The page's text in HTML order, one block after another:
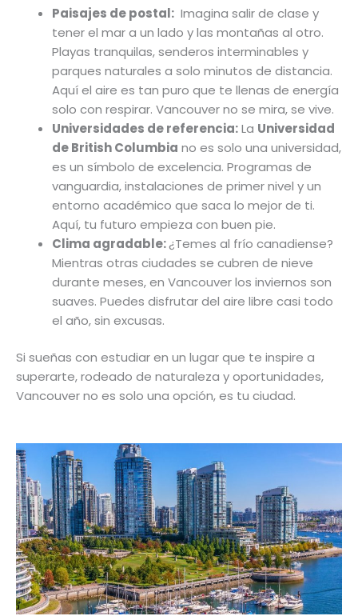
Paisajes de postal: Imagina salir de clase y
tener el mar a un lado y las montañas al otro.
Playas tranquilas, senderos interminables y
parques naturales a solo minutos de distancia.
Aquí el aire es tan puro que te llenas de energía
solo con respirar. Vancouver no se mira, se vive.
Universidades de referencia:La Universidad
de British Columbia no es solo una universidad,
es un símbolo de excelencia. Programas de
vanguardia, instalaciones de primer nivel y un
entorno académico que saca lo mejor de ti.
Aquí, tu futuro empieza con buen pie.
Clima agradable:¿Temes al frío canadiense?
Mientras otras ciudades se cubren de nieve
durante meses, en Vancouver los inviernos son
suaves. Puedes disfrutar del aire libre casi todo
el año, sin excusas.
Si sueñas con estudiar en un lugar que te inspire a
superarte, rodeado de naturaleza y oportunidades,
Vancouver no es solo una opción, es tu ciudad.